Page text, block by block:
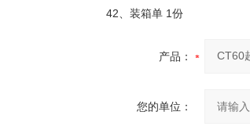
42、装箱单 1份
产品：
您的单位：